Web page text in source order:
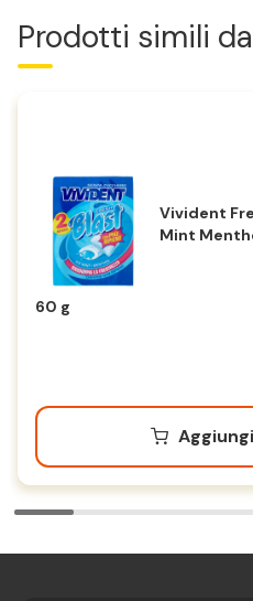
Prodotti simili
Vivident
Mint
60 g
Aggiungi